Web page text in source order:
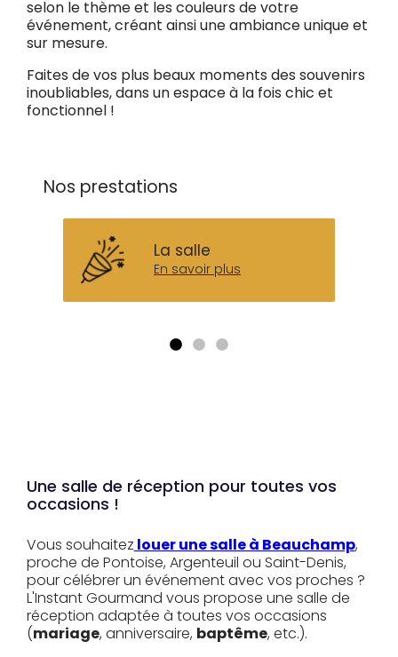
selon le thème et les couleurs de votre
événement, créant ainsi une ambiance unique et
sur mesure.
Faites de vos plus beaux moments des souvenirs
inoubliables, dans un espace à la fois chic et
fonctionnel !
Nos prestations
La salle
En savoir plus
Une salle de réception pour toutes vos
occasions !
Vous souhaitez louer une salle à Beauchamp,
proche de Pontoise, Argenteuil ou Saint-Denis,
pour célébrer un événement avec vos proches ?
L'Instant Gourmand vous propose une salle de
réception adaptée à toutes vos occasions
(mariage, anniversaire, baptême, etc.).